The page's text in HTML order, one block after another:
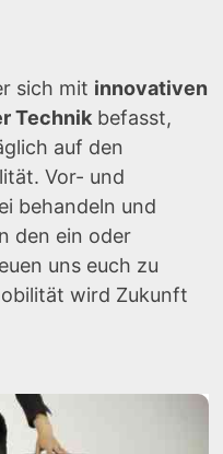
sich mit innovativen
Technikbefasst,
auf den
Vor- und
behandeln und
den ein oder
uns euch zu
wird Zukunft